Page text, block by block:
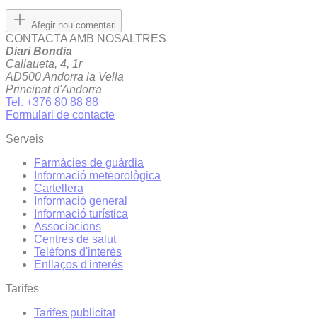
Afegir nou comentari
CONTACTA AMB NOSALTRES
Diari Bondia
Callaueta, 4, 1r
AD500 Andorra la Vella
Principat d'Andorra
Tel. +376 80 88 88
Formulari de contacte
Serveis
Farmàcies de guàrdia
Informació meteorològica
Cartellera
Informació general
Informació turística
Associacions
Centres de salut
Telèfons d'interès
Enllaços d'interés
Tarifes
Tarifes publicitat